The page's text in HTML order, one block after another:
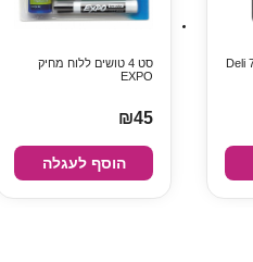
סט 4 טושים ללוח מחיק
EXPO
₪45
הוסף לעגלה